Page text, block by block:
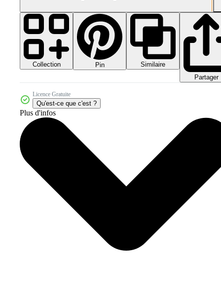
Collection Pin
Similaire
Partager
Licence Gratuite
Qu'est-ce que c'est ?
Plus d'infos